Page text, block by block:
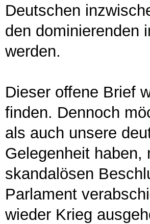
Deutschen
den dominierenden
werden.
Dieser offene Brief
finden. Dennoch
als auch unsere
Gelegenheit
skandalösen
Parlament
wieder Krieg